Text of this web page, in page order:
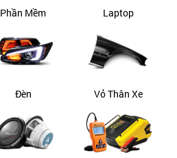
Phần Mềm Laptop
Đèn Vỏ Thân Xe